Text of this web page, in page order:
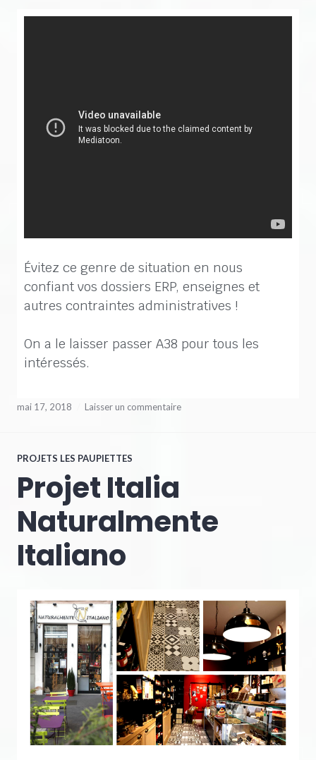
Évitez ce genre de situation en nous
confiant vos dossiers ERP, enseignes et
autres contraintes administratives !
On a le laisser passer A38 pour tous les
intéressés.
mai 17, 2018 Laisser un commentaire
PROJETS LES PAUPIETTES
Projet Italia
Naturalmente
Italiano